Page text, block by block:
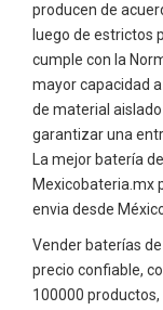
producen de
luego de estrictos
cumple con la
mayor capacidad
de material
garantizar una
La mejor batería
Mexicobateria.mx
envia desde
Vender baterías
precio confiable,
100000